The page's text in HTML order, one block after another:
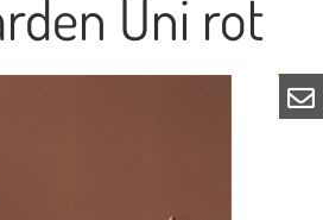
Uni rot